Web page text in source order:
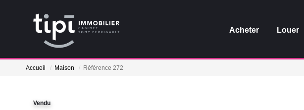
Acheter Louer
Accueil Maison Référence 272
Vendu